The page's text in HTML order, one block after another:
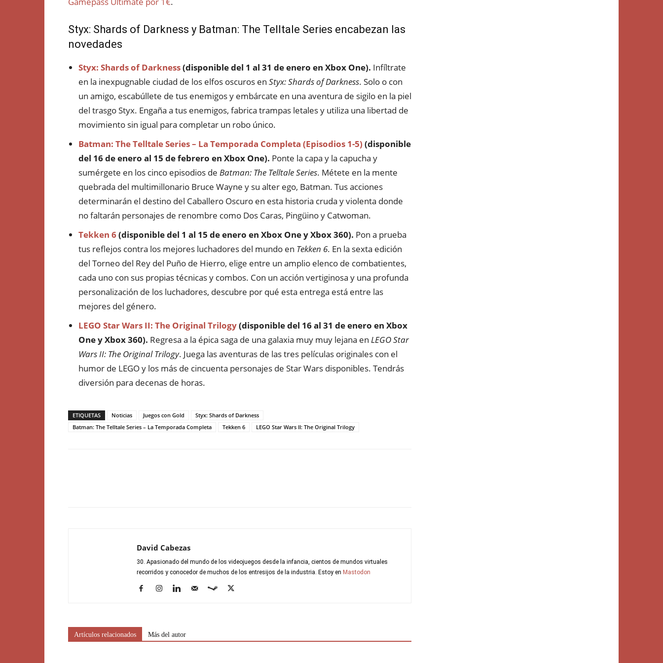
Styx: Shards of Darkness y Batman: The Telltale Series encabezan las
novedades
Styx: Shards of Darkness(disponible del 1 al 31 de enero en Xbox One). Infíltrate
en la inexpugnable ciudad de los elfos oscuros en Styx: Shards of Darkness. Solo o con
un amigo, escabúllete de tus enemigos y embárcate en una aventura de sigilo en la piel
del trasgo Styx. Engaña a tus enemigos, fabrica trampas letales y utiliza una libertad de
movimiento sin igual para completar un robo único.
Batman: The Telltale Series – La Temporada Completa (Episodios 1-5) (disponible
del 16 de enero al 15 de febrero en Xbox One). Ponte la capa y la capucha y
sumérgete en los cinco episodios de Batman: The Telltale Series. Métete en la mente
quebrada del multimillonario Bruce Wayne y su alter ego, Batman. Tus acciones
determinarán el destino del Caballero Oscuro en esta historia cruda y violenta donde
no faltarán personajes de renombre como Dos Caras, Pingüino y Catwoman.
Tekken 6 (disponible del 1 al 15 de enero en Xbox One y Xbox 360). Pon a prueba
tus reflejos contra los mejores luchadores del mundo en Tekken 6. En la sexta edición
del Torneo del Rey del Puño de Hierro, elige entre un amplio elenco de combatientes,
cada uno con sus propias técnicas y combos. Con un acción vertiginosa y una profunda
personalización de los luchadores, descubre por qué esta entrega está entre las
mejores del género.
LEGO Star Wars II: The Original Trilogy(disponible del 16 al 31 de enero en Xbox
One y Xbox 360). Regresa a la épica saga de una galaxia muy muy lejana en LEGO Star
Wars II: The Original Trilogy. Juega las aventuras de las tres películas originales con el
humor de LEGO y los más de cincuenta personajes de Star Wars disponibles. Tendrás
diversión para decenas de horas.
ETIQUETAS Noticias Juegos con Gold
Styx: Shards of Darkness
Batman: The Telltale Series – La Temporada Completa
Tekken 6 LEGO Star Wars II: The Original Trilogy
David Cabezas
30. Apasionado del mundo de los videojuegos desde la infancia, cientos de mundos virtuales
recorridos y conocedor de muchos de los entresijos de la industria. Estoy en Mastodon
Artículos relacionados Más del autor